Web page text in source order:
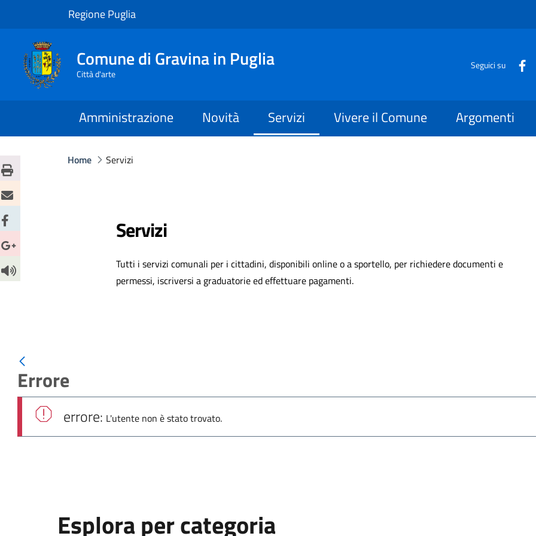
Regione Puglia
Comune di Gravina in Puglia
Città d'arte
Seguici su
Amministrazione Novità Servizi Vivere il Comune Argomenti
Home Servizi
Servizi
Tutti i servizi comunali per i cittadini, disponibili online o a sportello, per richiedere documenti e
permessi, iscriversi a graduatorie ed effettuare pagamenti.
Errore
errore: L'utente non è stato trovato.
Esplora per categoria